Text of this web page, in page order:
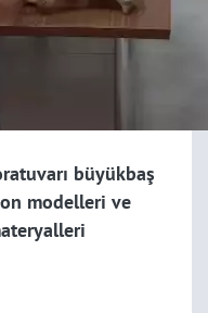
büyükbaş
modelleri ve